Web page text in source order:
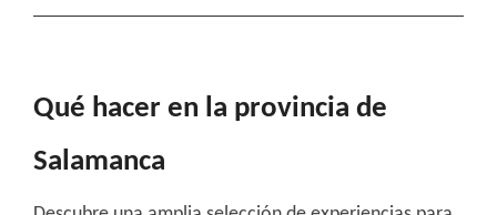
Qué hacer en la provincia de
Salamanca